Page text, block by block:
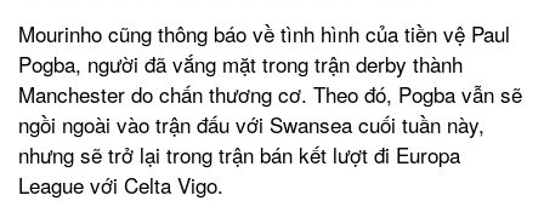
Mourinho cũng thông báo về tình hình của tiền vệ Paul
Pogba, người đã vắng mặt trong trận derby thành
Manchester do chấn thương cơ. Theo đó, Pogba vẫn sẽ
ngồi ngoài vào trận đấu với Swansea cuối tuần này,
nhưng sẽ trở lại trong trận bán kết lượt đi Europa
League với Celta Vigo.